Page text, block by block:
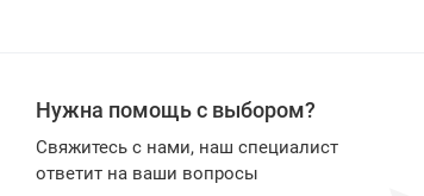
Нужна помощь с выбором?
Свяжитесь с нами, наш специалист
ответит на ваши вопросы